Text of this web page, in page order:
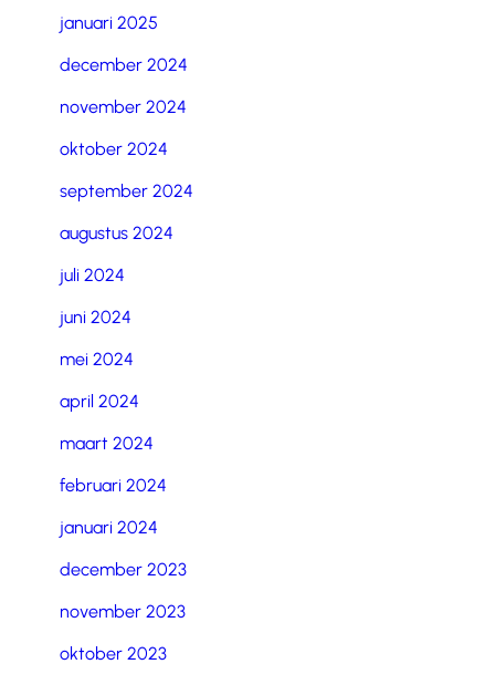
januari 2025
december 2024
november 2024
oktober 2024
september 2024
augustus 2024
juli 2024
juni 2024
mei 2024
april 2024
maart 2024
februari 2024
januari 2024
december 2023
november 2023
oktober 2023